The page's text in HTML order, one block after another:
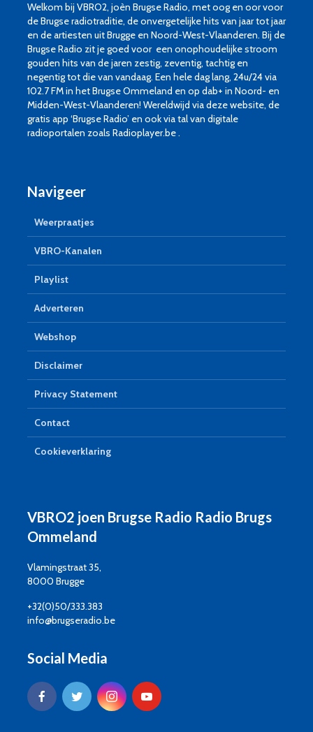
Welkom bij VBRO2, joèn Brugse Radio, met oog en oor voor
de Brugse radiotraditie, de onvergetelijke hits van jaar tot jaar
en de artiesten uit Brugge en Noord-West-Vlaanderen. Bij de
Brugse Radio zit je goed voor een onophoudelijke stroom
gouden hits van de jaren zestig, zeventig, tachtig en
negentig tot die van vandaag. Een hele dag lang, 24u/24 via
102.7 FM in het Brugse Ommeland en op dab+ in Noord- en
Midden-West-Vlaanderen! Wereldwijd via deze website, de
gratis app ‘Brugse Radio’ en ook via tal van digitale
radioportalen zoals Radioplayer.be .
Navigeer
Weerpraatjes
VBRO-Kanalen
Playlist
Adverteren
Webshop
Disclaimer
Privacy Statement
Contact
Cookieverklaring
VBRO2 joen Brugse Radio Radio Brugs
Ommeland
Vlamingstraat 35,
8000 Brugge
+32(0)50/333.383
info@brugseradio.be
Social Media